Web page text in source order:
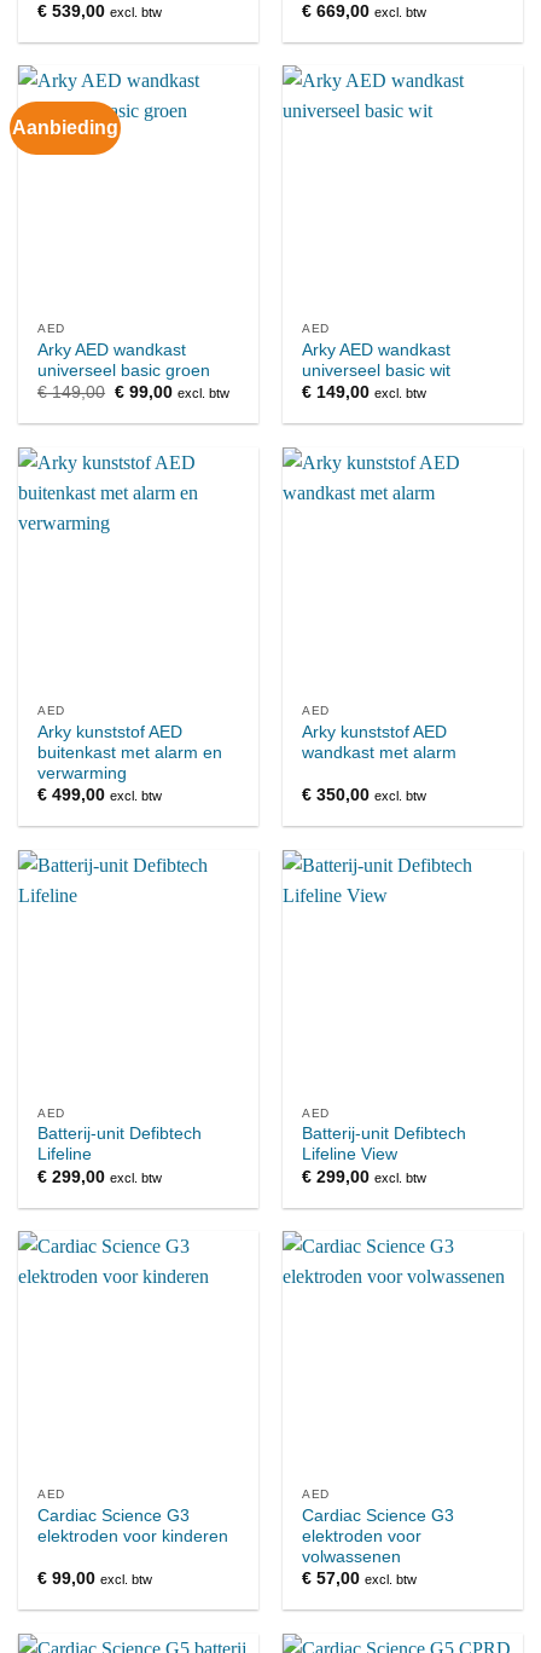
€ 539,00 excl. btw
€ 669,00 excl. btw
Aanbieding
AED
Arky AED wandkast
universeel basic groen
€149,00 Oorspronkelijke
was:
€ 99,00Huidige
is:
excl. btw
AED
Arky AED wandkast
universeel basic wit
€ 149,00 excl. btw
AED
Arky kunststof AED
buitenkast met alarm en
verwarming
€ 499,00 excl. btw
AED
Arky kunststof AED
wandkast met alarm
€ 350,00 excl. btw
AED
Batterij-unit Defibtech
Lifeline
€ 299,00 excl. btw
AED
Batterij-unit Defibtech
Lifeline View
€ 299,00 excl. btw
AED
Cardiac Science G3
elektroden voor kinderen
€ 99,00 excl. btw
AED
Cardiac Science G3
elektroden voor
volwassenen
€ 57,00 excl. btw